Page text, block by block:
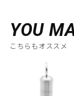
YOU
こちらもオススメ